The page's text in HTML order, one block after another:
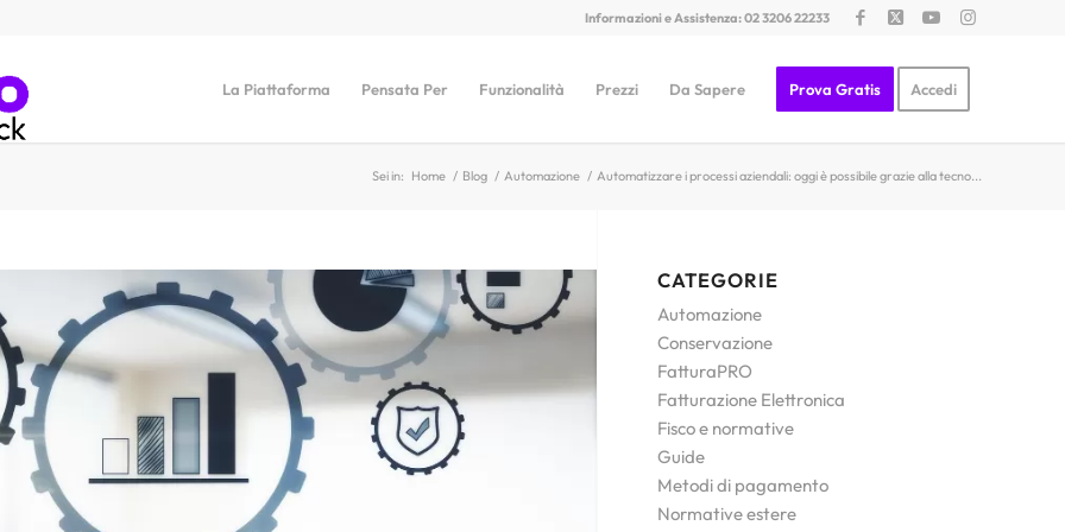
Informazioni e Assistenza: 02 3206 22233
La Piattaforma Pensata Per Funzionalità Prezzi Da Sapere Prova Gratis Accedi
Sei in: Home / Blog / Automazione / Automatizzare i processi aziendali: oggi è possibile grazie alla tecno...
CATEGORIE
Automazione
Conservazione
FatturaPRO
Fatturazione Elettronica
Fisco e normative
Guide
Metodi di pagamento
Normative estere